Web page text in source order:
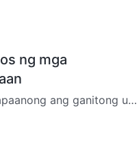
ng mga
ang ganitong uri